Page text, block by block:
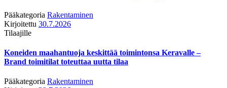
Pääkategoria Rakentaminen
Kirjoitettu 30.7.2026
Tilaajille
Koneiden maahantuoja keskittää toimintonsa Keravalle –
Brand toimitilat toteuttaa uutta tilaa
Pääkategoria Rakentaminen